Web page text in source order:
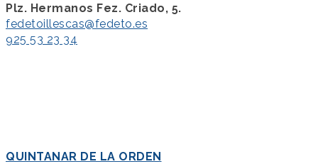
Plz. Hermanos Fez. Criado, 5.
fedetoillescas@fedeto.es
925 53 23 34
QUINTANAR DE LA ORDEN